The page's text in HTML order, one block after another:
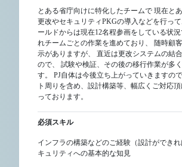
とある省庁向けに特化したチームで 現在と
更改やセキュリティPKGの導入などを行っ
ールドからは現在12名程参画をしている状
れチームごとの作業を進めており、 随時顧
示がありますが、 直近は更改システムの結
ので、 試験や検証、その後の移行作業が多
す。 PJ自体は今後立ち上がっていきますの
ト周りを含め、設計構築等、幅広くご対応
っております。
必須スキル
インフラの構築などのご経験（設計ができ
キュリティへの基本的な知見